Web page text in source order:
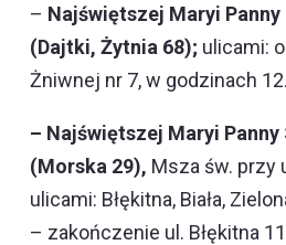
– Najświętszej Maryi Panny
(Dajtki, Żytnia 68); ulicami:
Żniwnej nr 7, w godzinach
– Najświętszej Maryi
(Morska 29), Msza św. przy
ulicami: Błękitna, Biała,
– zakończenie ul. Błękitna